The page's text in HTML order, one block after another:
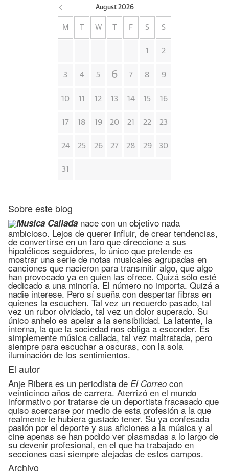
August 2026
M W F S S
1 2
3 4 5 6 7 8 9
10 11 12 13 14 15 16
17 18 19 20 21 22 23
24 25 26 27 28 29 30
31
Sobre este blog
Musica Callada nace con un objetivo nada
ambicioso. Lejos de querer influir, de crear tendencias,
de convertirse en un faro que direccione a sus
hipotéticos seguidores, lo único que pretende es
mostrar una serie de notas musicales agrupadas en
canciones que nacieron para transmitir algo, que algo
han provocado ya en quien las ofrece. Quizá sólo esté
dedicado a una minoría. El número no importa. Quizá a
nadie interese. Pero sí sueña con despertar fibras en
quienes la escuchen. Tal vez un recuerdo pasado, tal
vez un rubor olvidado, tal vez un dolor superado. Su
único anhelo es apelar a la sensibilidad. La latente, la
interna, la que la sociedad nos obliga a esconder. Es
simplemente música callada, tal vez maltratada, pero
siempre para escuchar a oscuras, con la sola
iluminación de los sentimientos.
El autor
Anje Ribera es un periodista de El Correo con
veinticinco años de carrera. Aterrizó en el mundo
informativo por tratarse de un deportista fracasado que
quiso acercarse por medio de esta profesión a la que
realmente le hubiera gustado tener. Su ya confesada
pasión por el deporte y sus aficiones a la música y al
cine apenas se han podido ver plasmadas a lo largo de
su devenir profesional, en el que ha trabajado en
secciones casi siempre alejadas de estos campos.
Archivo